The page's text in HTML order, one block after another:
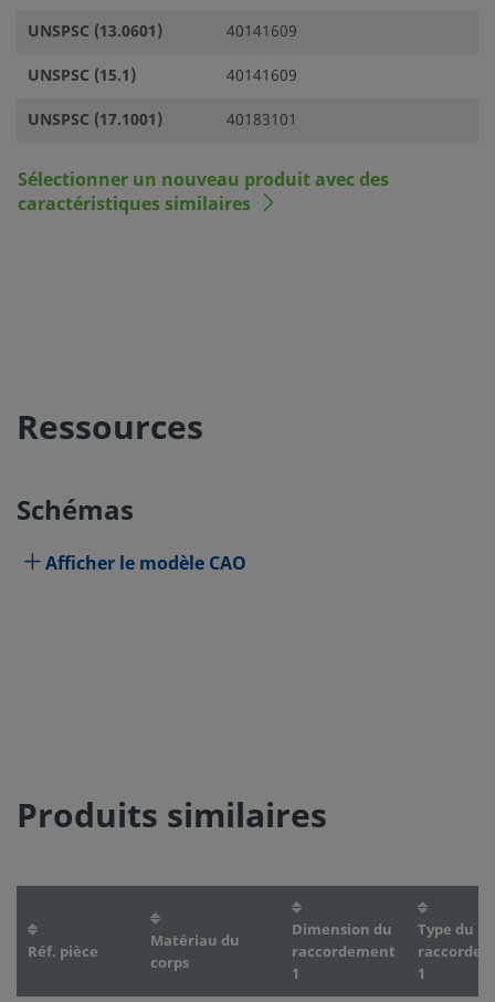
UNSPSC (13.0601)
40141609
UNSPSC (15.1)
40141609
UNSPSC (17.1001)
40183101
Sélectionner un nouveau produit avec des
caractéristiques similaires
Ressources
Schémas
Afficher le modèle CAO
Produits similaires
Réf. pièce
Matériau du
corps
Dimension du
raccordement
1
Type du
1